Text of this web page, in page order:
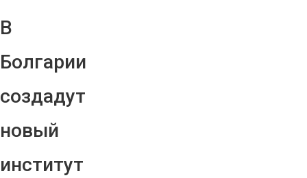
В
Болгарии
создадут
новый
институт